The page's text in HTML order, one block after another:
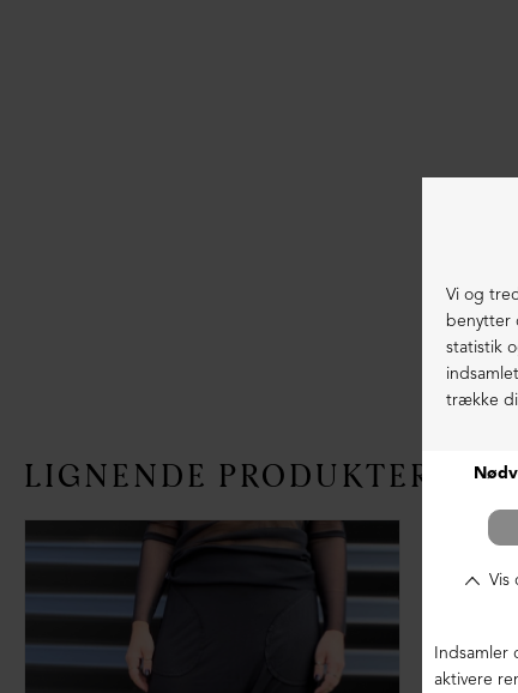
LIGNENDE PRODUKTER